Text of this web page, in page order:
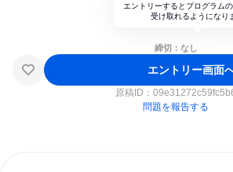
エントリーするとプログラム
受け取れるようになり
締切：なし
エントリー画面
原稿ID：
問題を報告する